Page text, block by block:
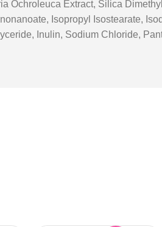
Ochroleuca Extract, Silica
Isopropyl Isostearate,
Inulin, Sodium Chloride,